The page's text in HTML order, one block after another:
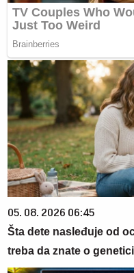
05. 08. 2026 06:45
Šta dete nasleđuje od
treba da znate o genetici